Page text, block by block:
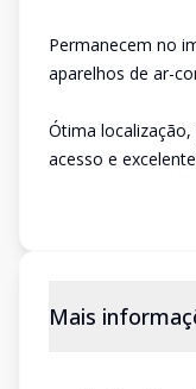
Permanecem no
aparelhos de ar-
Ótima
acesso e
Mais